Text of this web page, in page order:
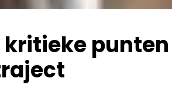
kritieke punten